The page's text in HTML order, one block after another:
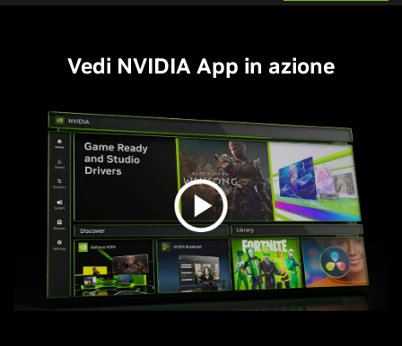
Vedi NVIDIA App in azione